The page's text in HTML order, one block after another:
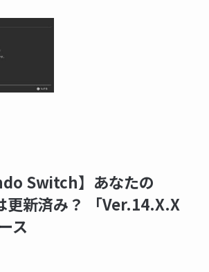
Switch】あなたの
新済み？ 「Ver.14.X.X
ス